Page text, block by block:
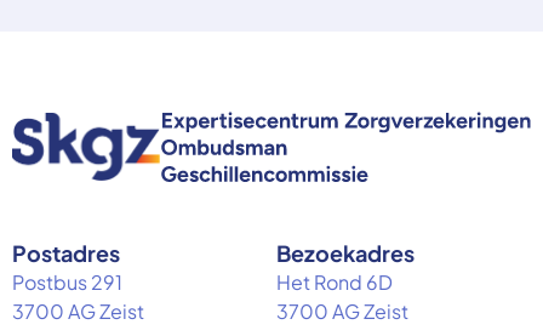
Postadres
Postbus 291
3700 AG Zeist
Bezoekadres
Het Rond 6D
3700 AG Zeist